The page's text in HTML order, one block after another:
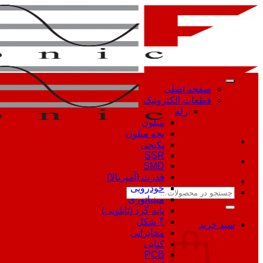
Skip
جستجو
سبد خرید
صفحه اصلی
قطعات الکترونیک
رله
میلون
بچه میلون
پکیجی
SSR
SMD
قدرت (آمپربالا)
خودرویی
مینیاتوری
پایه گرد (تابلویی)
T شکل
مخابراتی
کتابی
PCB